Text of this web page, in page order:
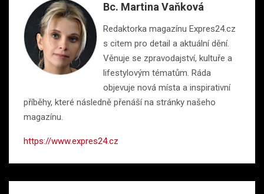
Bc. Martina Vaňková
Redaktorka magazínu Expres24.cz
s citem pro detail a aktuální dění.
Věnuje se zpravodajství, kultuře a
lifestylovým tématům. Ráda
objevuje nová místa a inspirativní
příběhy, které následně přenáší na stránky našeho
magazínu.
https://www.expres24.cz